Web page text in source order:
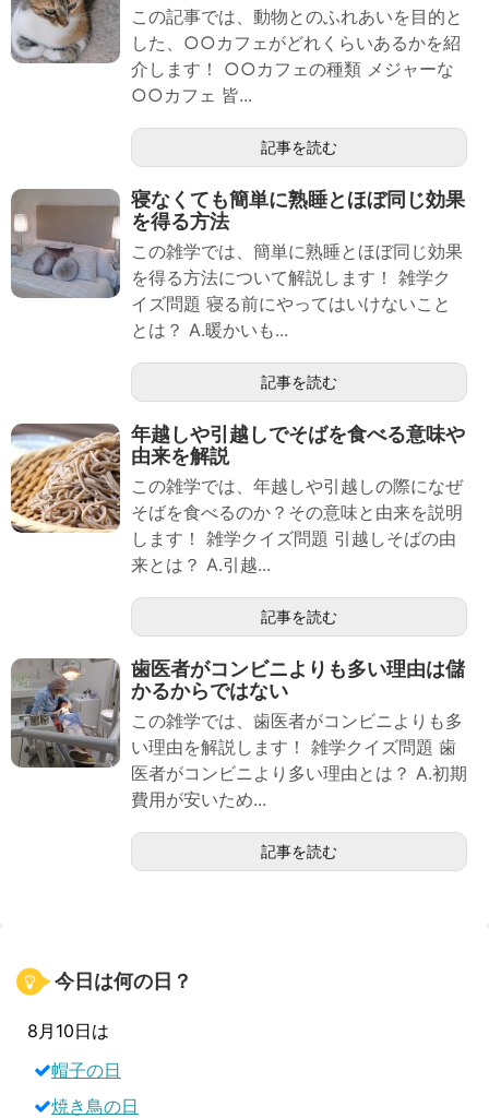
この記事では、動物とのふれあいを目的と
した、○○カフェがどれくらいあるかを紹
介します！ ○○カフェの種類 メジャーな
○○カフェ 皆...
記事を読む
寝なくても簡単に熟睡とほぼ同じ効果
を得る方法
この雑学では、簡単に熟睡とほぼ同じ効果
を得る方法について解説します！ 雑学ク
イズ問題 寝る前にやってはいけないこと
とは？ A.暖かいも...
記事を読む
年越しや引越しでそばを食べる意味や
由来を解説
この雑学では、年越しや引越しの際になぜ
そばを食べるのか？その意味と由来を説明
します！ 雑学クイズ問題 引越しそばの由
来とは？ A.引越...
記事を読む
歯医者がコンビニよりも多い理由は儲
かるからではない
この雑学では、歯医者がコンビニよりも多
い理由を解説します！ 雑学クイズ問題 歯
医者がコンビニより多い理由とは？ A.初期
費用が安いため...
記事を読む
今日は何の日？
8月10日は
帽子の日
焼き鳥の日